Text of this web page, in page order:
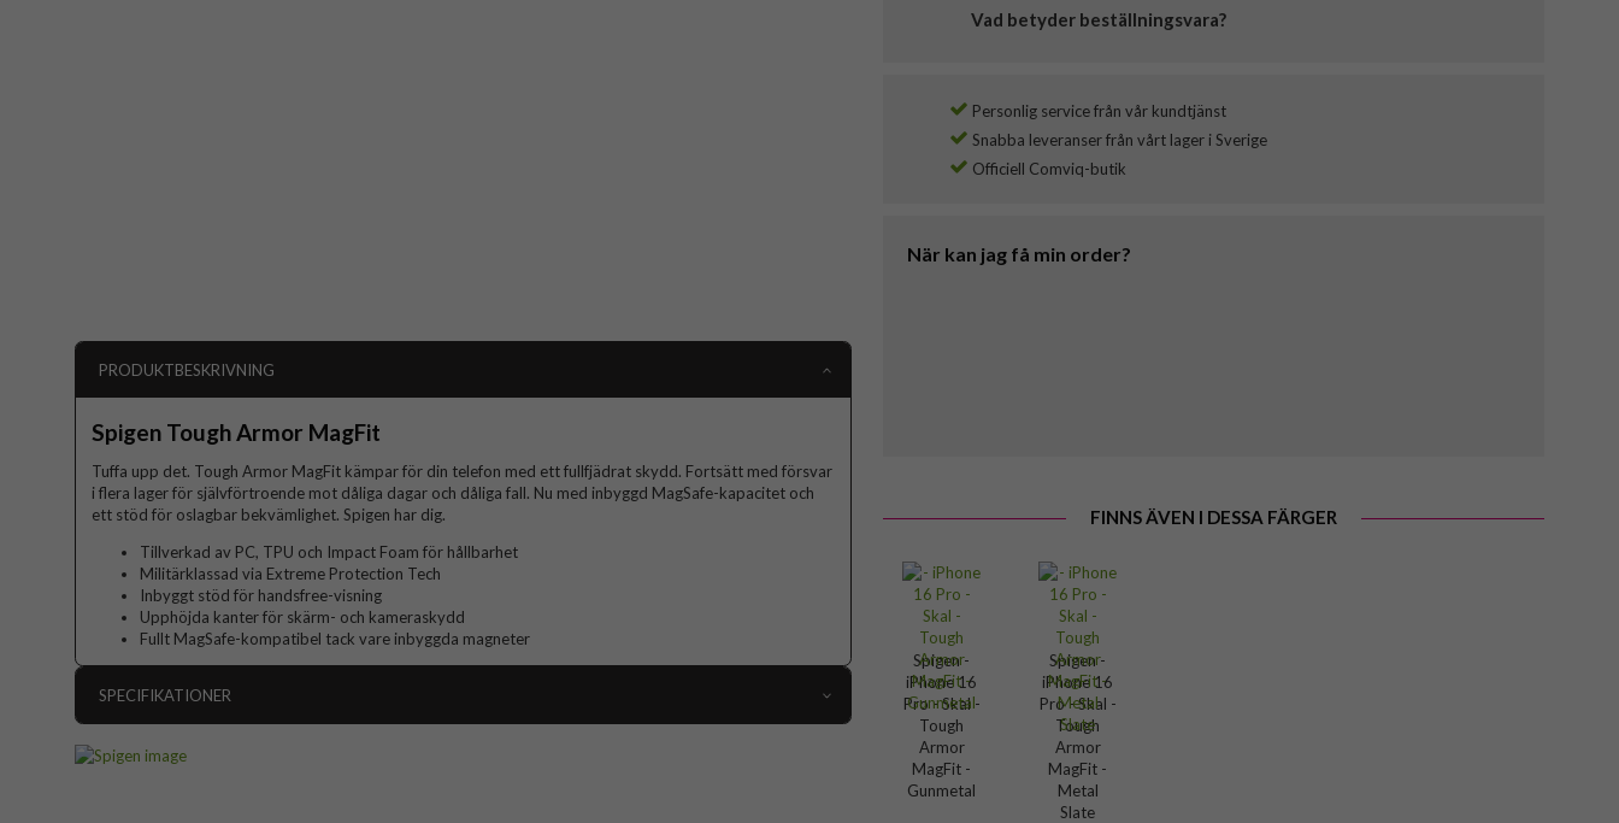
Vad betyder beställningsvara?
Personlig service från vår kundtjänst
Snabba leveranser från vårt lager i Sverige
Officiell Comviq-butik
När kan jag få min order?
FINNS ÄVEN I DESSA FÄRGER
Spigen -
iPhone 16
Pro - Skal -
Tough
Armor
MagFit -
Gunmetal
Spigen -
iPhone 16
Pro - Skal -
Tough
Armor
MagFit -
Metal
Slate
PRODUKTBESKRIVNING
Spigen Tough Armor MagFit
Tuffa upp det. Tough Armor MagFit kämpar för din telefon med ett fullfjädrat skydd. Fortsätt med försvar
i flera lager för självförtroende mot dåliga dagar och dåliga fall. Nu med inbyggd MagSafe-kapacitet och
ett stöd för oslagbar bekvämlighet. Spigen har dig.
Tillverkad av PC, TPU och Impact Foam för hållbarhet
Militärklassad via Extreme Protection Tech
Inbyggt stöd för handsfree-visning
Upphöjda kanter för skärm- och kameraskydd
Fullt MagSafe-kompatibel tack vare inbyggda magneter
SPECIFIKATIONER